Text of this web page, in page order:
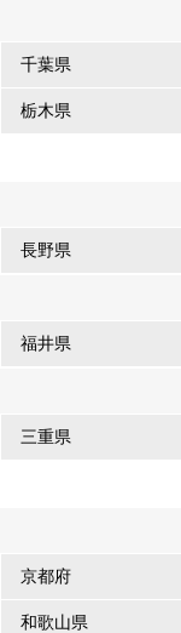
千葉県
栃木県
長野県
福井県
三重県
京都府
和歌山県